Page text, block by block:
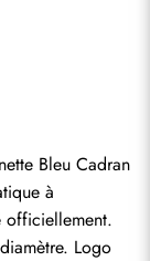
Bleu Cadran
à
officiellement.
Logo